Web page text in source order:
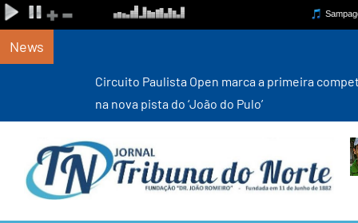
News
Circuito Paulista Open marca a primeira competição estadual
na nova pista do ‘João do Pulo’